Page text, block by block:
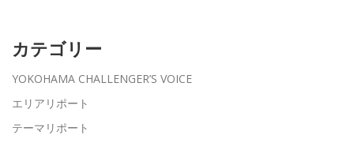
カテゴリー
YOKOHAMA CHALLENGER’S VOICE
エリアリポート
テーマリポート